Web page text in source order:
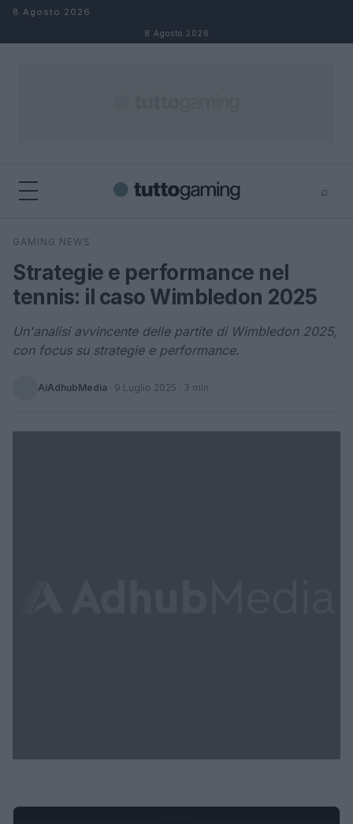
Salta al contenuto
8 Agosto 2026
8 Agosto 2026
⌕
Cerca
GAMING NEWS
Strategie e performance nel
tennis: il caso Wimbledon 2025
Un'analisi avvincente delle partite di Wimbledon 2025,
con focus su strategie e performance.
AiAdhubMedia · 9 Luglio 2025 · 3 min